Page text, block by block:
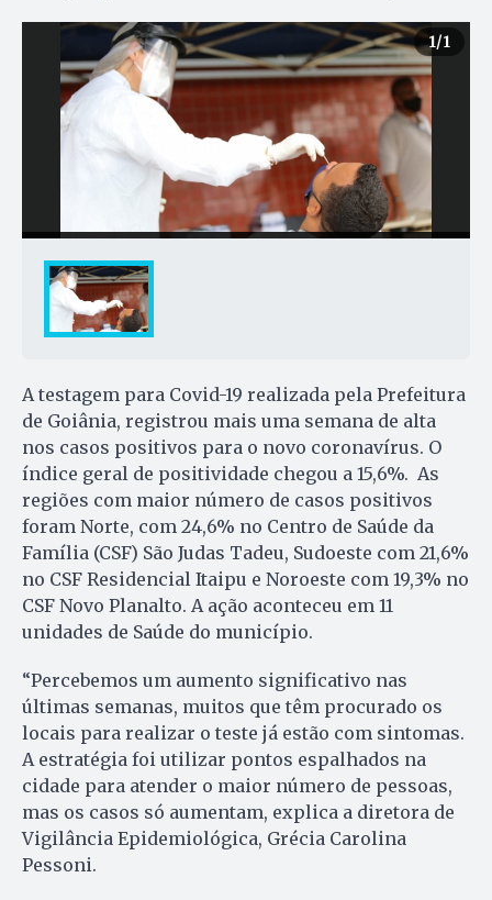
1/1
A testagem para Covid-19 realizada pela Prefeitura
de Goiânia, registrou mais uma semana de alta
nos casos positivos para o novo coronavírus. O
índice geral de positividade chegou a 15,6%. As
regiões com maior número de casos positivos
foram Norte, com 24,6% no Centro de Saúde da
Família (CSF) São Judas Tadeu, Sudoeste com 21,6%
no CSF Residencial Itaipu e Noroeste com 19,3% no
CSF Novo Planalto. A ação aconteceu em 11
unidades de Saúde do município.
“Percebemos um aumento significativo nas
últimas semanas, muitos que têm procurado os
locais para realizar o teste já estão com sintomas.
A estratégia foi utilizar pontos espalhados na
cidade para atender o maior número de pessoas,
mas os casos só aumentam, explica a diretora de
Vigilância Epidemiológica, Grécia Carolina
Pessoni.